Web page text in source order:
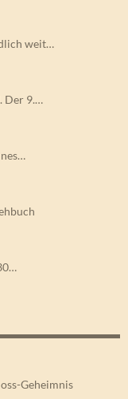
weit…
Der 9.…
Geheimnis